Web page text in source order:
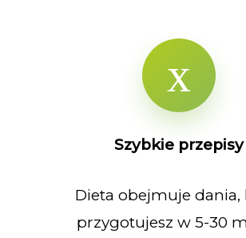
Szybkie przepisy
Dieta obejmuje dania,
przygotujesz w 5-30